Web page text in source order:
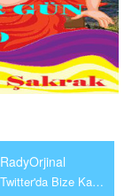
RadyOrjinal
Twitter'da Bize Katılın